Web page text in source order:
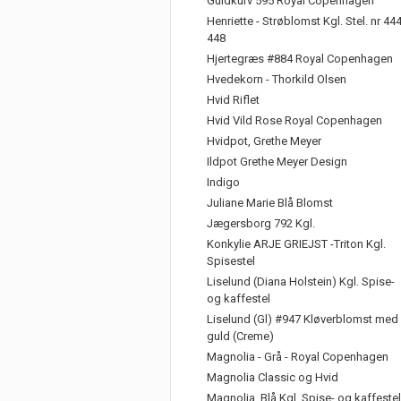
Henriette - Strøblomst Kgl. Stel. nr 444
448
Hjertegræs #884 Royal Copenhagen
Hvedekorn - Thorkild Olsen
Hvid Riflet
Hvid Vild Rose Royal Copenhagen
Hvidpot, Grethe Meyer
Ildpot Grethe Meyer Design
Indigo
Juliane Marie Blå Blomst
Jægersborg 792 Kgl.
Konkylie ARJE GRIEJST -Triton Kgl.
Spisestel
Liselund (Diana Holstein) Kgl. Spise-
og kaffestel
Liselund (Gl) #947 Kløverblomst med
guld (Creme)
Magnolia - Grå - Royal Copenhagen
Magnolia Classic og Hvid
Magnolia, Blå Kgl. Spise- og kaffestel